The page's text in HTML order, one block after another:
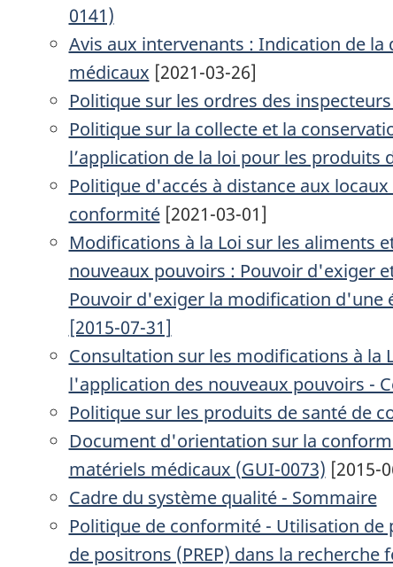
0141)
Avis aux intervenants : Indication de
médicaux [2021-03-26]
Politique sur les ordres des
Politique sur la collecte et la
l’application de la loi pour les produits
Politique d'accés à distance aux
conformité[2021-03-01]
Modifications à la Loi sur les aliments
nouveaux pouvoirs : Pouvoir d'exiger
Pouvoir d'exiger la modification
[2015-07-31]
Consultation sur les modifications à la
l'application des nouveaux pouvoirs -
Politique sur les produits de santé de
Document d'orientation sur la
matériels médicaux (GUI-0073) [2015-
Cadre du système qualité - Sommaire
Politique de conformité - Utilisation
de positrons (PREP) dans la recherche